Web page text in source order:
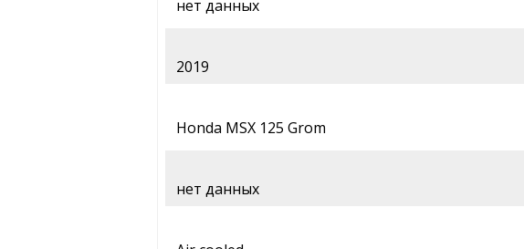
нет данных
2019
Honda MSX 125 Grom
нет данных